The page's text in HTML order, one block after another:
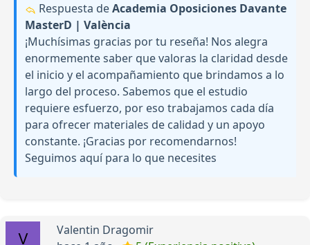
Respuesta deAcademia Oposiciones Davante
MasterD | València
¡Muchísimas gracias por tu reseña! Nos alegra
enormemente saber que valoras la claridad desde
el inicio y el acompañamiento que brindamos a lo
largo del proceso. Sabemos que el estudio
requiere esfuerzo, por eso trabajamos cada día
para ofrecer materiales de calidad y un apoyo
constante. ¡Gracias por recomendarnos!
Seguimos aquí para lo que necesites
Valentin Dragomir